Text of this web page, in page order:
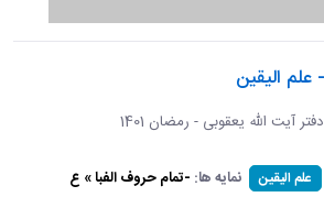
الیقین
آیت الله یعقوبی - رمضان 1401
علم الیقین نمایه ها: -تمام حروف الفبا » ع